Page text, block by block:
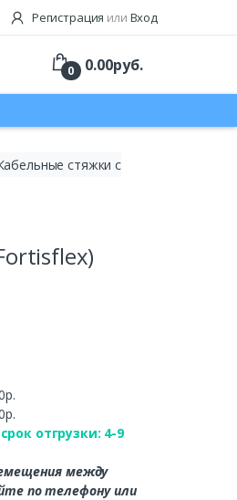
Регистрация или Вход
0 0.00руб.
стяжки с
отгрузки: 4-9
между
по телефону или